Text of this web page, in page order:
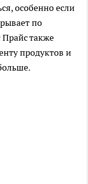
особенно если
по
также
продуктов и